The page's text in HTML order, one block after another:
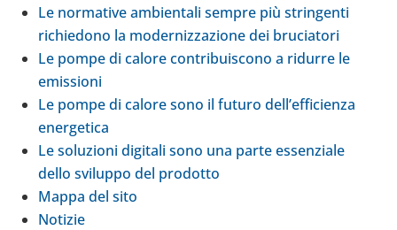
Le nor­ma­tive ambien­tali sempre più strin­genti
richie­dono la moder­niz­za­zione dei bru­cia­tori
Le pompe di calore con­tri­bui­scono a ridurre le
emis­sioni
Le pompe di calore sono il futuro del­l’ef­fi­cienza
ener­ge­tica
Le solu­zioni digi­tali sono una parte essen­ziale
dello svi­luppo del pro­dotto
Mappa del sito
Notizie